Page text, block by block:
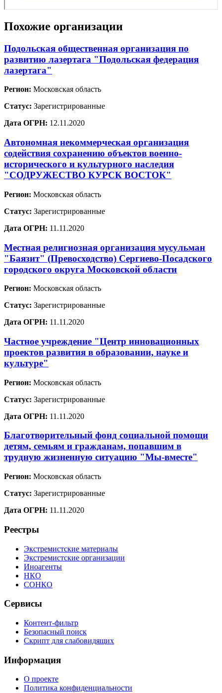
Похожие организации
Подольская общественная организация по
развитию лазертага "Подольская федерация
лазертага"
Регион: Московская область
Статус: Зарегистрированные
Дата ОГРН: 12.11.2020
Автономная некоммерческая организация
содействия сохранению объектов военно-
исторического и культурного наследия
"СОДРУЖЕСТВО КУРСК ВОСТОК"
Регион: Московская область
Статус: Зарегистрированные
Дата ОГРН: 11.11.2020
Местная религиозная организация мусульман
"Баязит" (Превосходство) Сергиево-Посадского
городского округа Московской области
Регион: Московская область
Статус: Зарегистрированные
Дата ОГРН: 11.11.2020
Частное учреждение "Центр инновационных
проектов развития в образовании, науке и
культуре"
Регион: Московская область
Статус: Зарегистрированные
Дата ОГРН: 11.11.2020
Благотворительный фонд социальной помощи
детям, семьям и гражданам, попавшим в
трудную жизненную ситуацию "Мы-вместе"
Регион: Московская область
Статус: Зарегистрированные
Дата ОГРН: 11.11.2020
Реестры
Экстремистские материалы
Экстремистские организации
Иноагенты
НКО
СОНКО
Сервисы
Контент-фильтр
Безопасный поиск
Скрипт для слабовидящих
Информация
О проекте
Политика конфиденциальности